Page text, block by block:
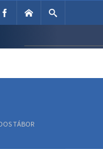
TÁBOR